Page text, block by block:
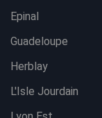
Epinal
Guadeloupe
Herblay
L'Isle Jourdain